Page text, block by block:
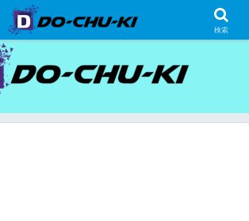
高級ホテルの格安宿泊研究、宿泊記
検索